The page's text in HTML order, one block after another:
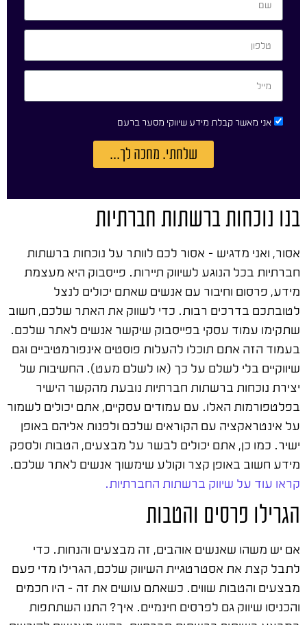
אני מאשר קבלת מידע שיווקי מסער ברעם
שלחתי. מחכה לך...
בנו נוכחות ברשתות חברתיות
אסור, ואני מדגיש – אסור לכם לוותר על נוכחות ברשתות
חברתיות בכל הנוגע לשיווק תיירות. פייסבוק היא מעצמת
מידע, פרסום וחיבור עם אנשים שאתם יכולים לנצל
לטובתכם בדרכים רבות. כדי לשווק את האתר שלכם, חשוב
שתקימו עמוד עסקי בפייסבוק שיקשר אנשים לאתר שלכם.
בעמוד הזה אתם תוכלו להעלות פוסטים אינפורמטיביים וגם
שיווקיים בלי לשלם על כך (או לשלם מעט). החשיבות של
יצירת נוכחות ברשתות חברתיות נובעת מהקשר הישיר
בפלטפורמות האלו. עם עמודים עסקיים, אתם יכולים לשמור
על אינטראקציה עם הקוראים שלכם ולפנות אליהם באופן
ישיר. כמו כן, אתם יכולים לבשר על מבצעים, הטבות ולספק
מידע חשוב באופן קצר וקולע שימשוך אנשים לאתר שלכם.
קראו עוד על שיווק ברשתות החברתיות.
הגרילו פרסים והטבות
אם יש משהו שאנשים אוהבים, זה מבצעים והנחות. כדי
לתבל קצת את אסטרטגיית השיווק שלכם, הגרילו מדי פעם
מבצעים והטבות שווים. כשאתם עושים את זה – היו חכמים
והכניסו שיווק גם לפרסים חינמיים. איך? התנו השתתפות